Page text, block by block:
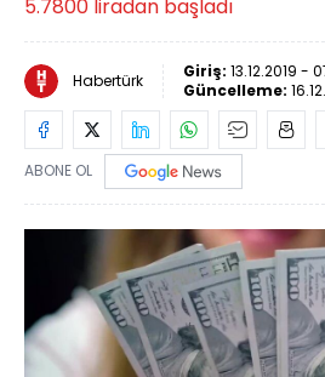
5.7800 liradan başladı
Habertürk Giriş: 13.12.2019 -
Güncelleme:
ABONE OL